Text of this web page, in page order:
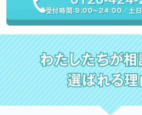
受付時間：9:00〜24:00／土日
わたしたちが相
選ばれる理